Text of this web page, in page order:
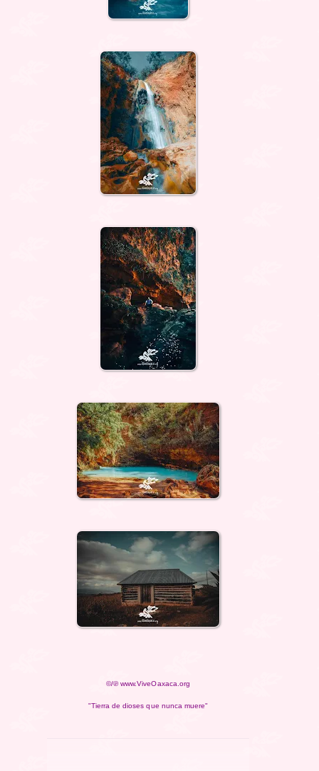
©/℗ www.ViveOaxaca.org
"Tierra de dioses que nunca muere"